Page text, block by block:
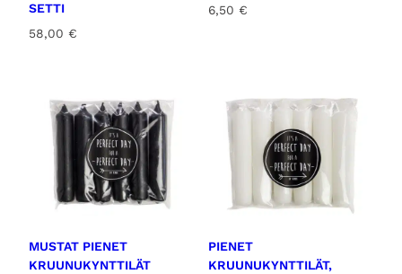
SETTI
58,00 €
6,50 €
MUSTAT PIENET
KRUUNUKYNTTILÄT
PIENET
KRUUNUKYNTTILÄT,